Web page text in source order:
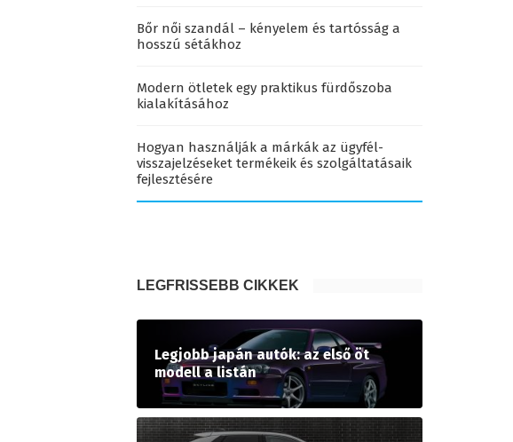
Bőr női szandál – kényelem és tartósság a
hosszú sétákhoz
Modern ötletek egy praktikus fürdőszoba
kialakításához
Hogyan használják a márkák az ügyfél-
visszajelzéseket termékeik és szolgáltatásaik
fejlesztésére
LEGFRISSEBB CIKKEK
Legjobb japán autók: az első öt
modell a listán